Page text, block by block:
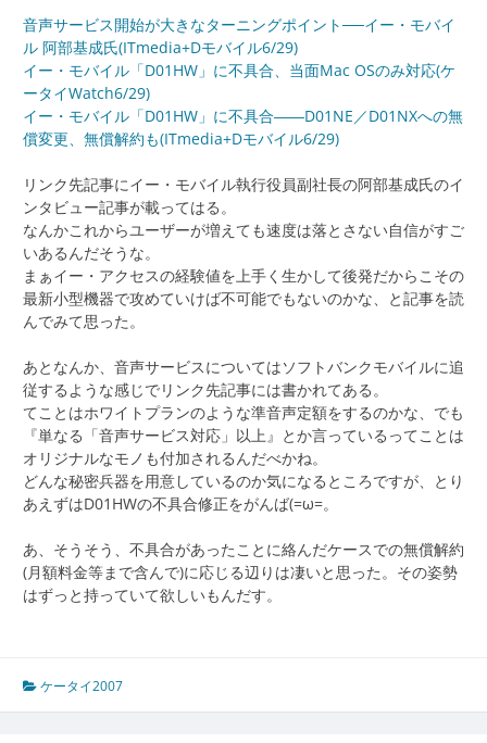
音声サービス開始が大きなターニングポイント──イー・モバイ
ル 阿部基成氏(ITmedia+Dモバイル6/29)
イー・モバイル「D01HW」に不具合、当面Mac OSのみ対応(ケ
ータイWatch6/29)
イー・モバイル「D01HW」に不具合――D01NE／D01NXへの無
償変更、無償解約も(ITmedia+Dモバイル6/29)
リンク先記事にイー・モバイル執行役員副社長の阿部基成氏のイ
ンタビュー記事が載ってはる。
なんかこれからユーザーが増えても速度は落とさない自信がすご
いあるんだそうな。
まぁイー・アクセスの経験値を上手く生かして後発だからこその
最新小型機器で攻めていけば不可能でもないのかな、と記事を読
んでみて思った。
あとなんか、音声サービスについてはソフトバンクモバイルに追
従するような感じでリンク先記事には書かれてある。
てことはホワイトプランのような準音声定額をするのかな、でも
『単なる「音声サービス対応」以上』とか言っているってことは
オリジナルなモノも付加されるんだべかね。
どんな秘密兵器を用意しているのか気になるところですが、とり
あえずはD01HWの不具合修正をがんば(=ω=。
あ、そうそう、不具合があったことに絡んだケースでの無償解約
(月額料金等まで含んで)に応じる辺りは凄いと思った。その姿勢
はずっと持っていて欲しいもんだす。
ケータイ2007